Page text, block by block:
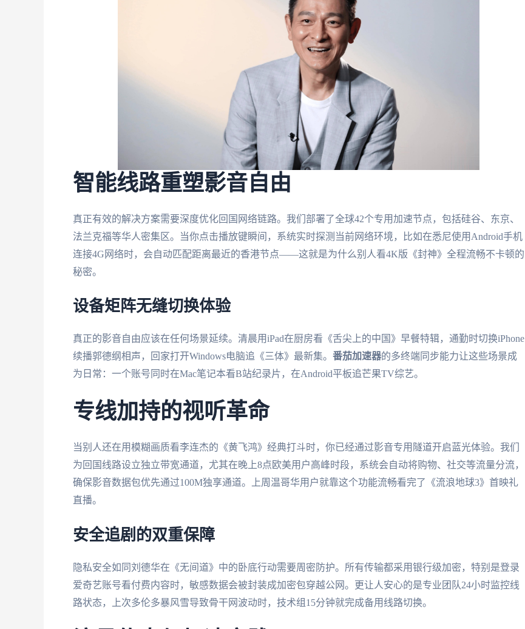
智能线路重塑影音自由
真正有效的解决方案需要深度优化回国网络链路。我们部署了全球42个专用加速节点，包括硅谷、东京、
法兰克福等华人密集区。当你点击播放键瞬间，系统实时探测当前网络环境，比如在悉尼使用Android手机
连接4G网络时，会自动匹配距离最近的香港节点——这就是为什么别人看4K版《封神》全程流畅不卡顿的
秘密。
设备矩阵无缝切换体验
真正的影音自由应该在任何场景延续。清晨用iPad在厨房看《舌尖上的中国》早餐特辑，通勤时切换iPhone
续播郭德纲相声，回家打开Windows电脑追《三体》最新集。 番茄加速器的多终端同步能力让这些场景成
为日常：一个账号同时在Mac笔记本看B站纪录片，在Android平板追芒果TV综艺。
专线加持的视听革命
当别人还在用模糊画质看李连杰的《黄飞鸿》经典打斗时，你已经通过影音专用隧道开启蓝光体验。我们
为回国线路设立独立带宽通道，尤其在晚上8点欧美用户高峰时段，系统会自动将购物、社交等流量分流，
确保影音数据包优先通过100M独享通道。上周温哥华用户就靠这个功能流畅看完了《流浪地球3》首映礼
直播。
安全追剧的双重保障
隐私安全如同刘德华在《无间道》中的卧底行动需要周密防护。所有传输都采用银行级加密，特别是登录
爱奇艺账号看付费内容时，敏感数据会被封装成加密包穿越公网。更让人安心的是专业团队24小时监控线
路状态，上次多伦多暴风雪导致骨干网波动时，技术组15分钟就完成备用线路切换。